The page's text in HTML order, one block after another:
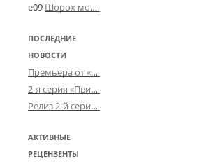
e09 Шорох мозговины
ПОСЛЕДНИЕ
НОВОСТИ
Премьера от «Усталого королевства»: «Игорь начал»
2-я серия «Пвин Тикса» от 2-D
Релиз 2-й серии «БДСМ-людей» от «Аркада Фильм»
АКТИВНЫЕ
РЕЦЕНЗЕНТЫ